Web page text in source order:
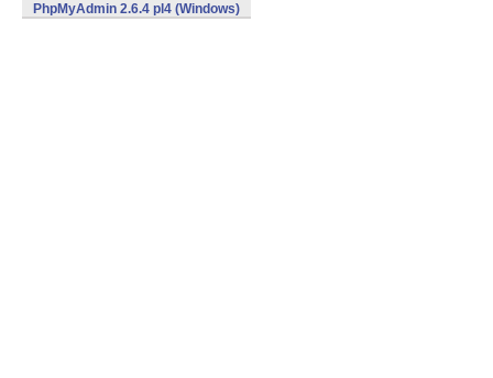
PhpMyAdmin 2.6.4 pl4 (Windows)